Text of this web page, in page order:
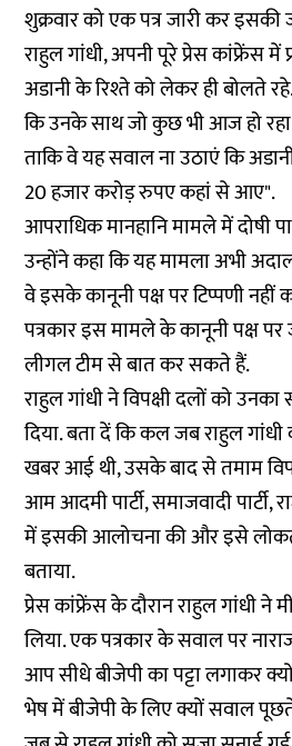
शुक्रवार को एक पत्र जारी कर इसकी
राहुल गांधी, अपनी पूरे प्रेस कांफ्रेंस में
अडानी के रिश्ते को लेकर ही बोलते
कि उनके साथ जो कुछ भी आज हो
ताकि वे यह सवाल ना उठाएं कि
20 हजार करोड़ रुपए कहां से आए".
आपराधिक मानहानि मामले में दोषी
उन्होंने कहा कि यह मामला अभी
वे इसके कानूनी पक्ष पर टिप्पणी नहीं
पत्रकार इस मामले के कानूनी पक्ष
लीगल टीम से बात कर सकते हैं.
राहुल गांधी ने विपक्षी दलों को
दिया. बता दें कि कल जब राहुल गांधी
खबर आई थी, उसके बाद से तमाम
आम आदमी पार्टी, समाजवादी
में इसकी आलोचना की और इसे
बताया.
प्रेस कांफ्रेंस के दौरान राहुल गांधी ने
लिया. एक पत्रकार के सवाल पर
आप सीधे बीजेपी का पट्टा लगाकर
भेष में बीजेपी के लिए क्यों सवाल